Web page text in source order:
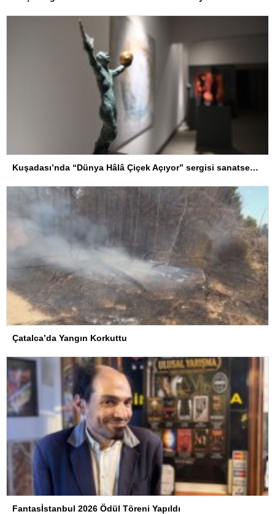
Kuşadası’nda “Dünya Hâlâ Çiçek Açıyor” sergisi sanatseverlerle buluşuyor
Çatalca’da Yangın Korkuttu
Fantasİstanbul 2026 Ödül Töreni Yapıldı